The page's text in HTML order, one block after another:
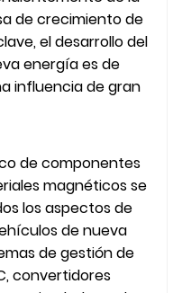
de crecimiento de
el desarrollo del
energía es de
influencia de gran
de componentes
magnéticos se
los aspectos de
de nueva
de gestión de
convertidores